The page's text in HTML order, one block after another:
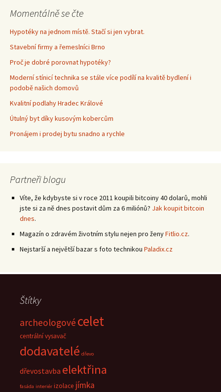
Momentálně se čte
Hypotéky na jednom místě. Stačí si jen vybrat.
Stavební firmy a řemeslníci Brno
Proč je dobré porovnat hypotéky?
Moderní stínicí technika se stále více podílí na kvalitě bydlení i
podobě našich domovů
Kvalitní podlahy Hradec Králové
Útulný byt díky kusovým kobercům
Pronájem i prodej bytu snadno a rychle
Partneři blogu
Víte, že kdybyste si v roce 2011 koupili bitcoiny 40 dolarů, mohli
jste si za ně dnes postavit dům za 6 miliónů? Jak koupit bitcoin
dnes.
Magazín o zdravém životním stylu nejen pro ženyFitlio.cz.
Nejstarší a největší bazar s foto technikou Paladix.cz
Štítky
archeologové celet
centrální vysavač
dodavatelé dřevo
dřevostavba elektřina
fasáda interiér izolace jímka